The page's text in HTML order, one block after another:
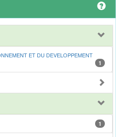
ET DU DEVELOPPEMENT
1
1